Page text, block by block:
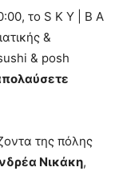
το S K Y | B A
&
& posh
της πόλης
Νικάκη,